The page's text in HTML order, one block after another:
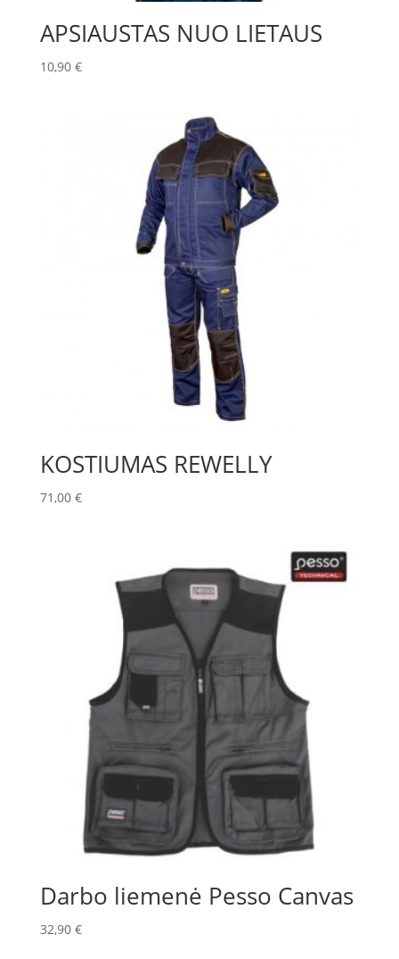
APSIAUSTAS NUO LIETAUS
10,90 €
KOSTIUMAS REWELLY
71,00 €
Darbo liemenė Pesso Canvas
32,90 €